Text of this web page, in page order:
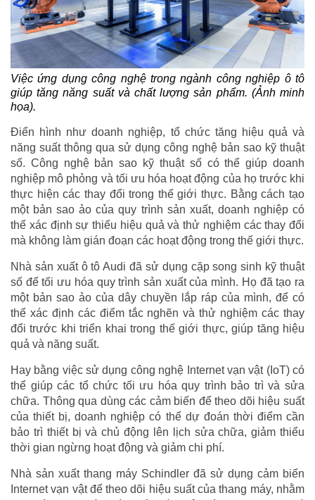
Việc ứng dụng công nghệ trong ngành công nghiệp ô tô
giúp tăng năng suất và chất lượng sản phẩm. (Ảnh minh
họa).
Điển hình như doanh nghiệp, tổ chức tăng hiệu quả và
năng suất thông qua sử dụng công nghệ bản sao kỹ thuật
số. Công nghệ bản sao kỹ thuật số có thể giúp doanh
nghiệp mô phỏng và tối ưu hóa hoạt động của họ trước khi
thực hiện các thay đổi trong thế giới thực. Bằng cách tạo
một bản sao ảo của quy trình sản xuất, doanh nghiệp có
thể xác định sự thiếu hiệu quả và thử nghiệm các thay đổi
mà không làm gián đoạn các hoạt động trong thế giới thực.
Nhà sản xuất ô tô Audi đã sử dụng cặp song sinh kỹ thuật
số để tối ưu hóa quy trình sản xuất của mình. Họ đã tạo ra
một bản sao ảo của dây chuyền lắp ráp của mình, để có
thể xác định các điểm tắc nghẽn và thử nghiệm các thay
đổi trước khi triển khai trong thế giới thực, giúp tăng hiệu
quả và năng suất.
Hay bằng việc sử dụng công nghệ Internet vạn vật (IoT) có
thể giúp các tổ chức tối ưu hóa quy trình bảo trì và sửa
chữa. Thông qua dùng các cảm biến để theo dõi hiệu suất
của thiết bị, doanh nghiệp có thể dự đoán thời điểm cần
bảo trì thiết bị và chủ động lên lịch sửa chữa, giảm thiểu
thời gian ngừng hoạt động và giảm chi phí.
Nhà sản xuất thang máy Schindler đã sử dụng cảm biến
Internet vạn vật để theo dõi hiệu suất của thang máy, nhằm